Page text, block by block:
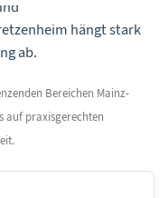
hängt stark
ab.
Bereichen Mainz-
auf praxisgerechten